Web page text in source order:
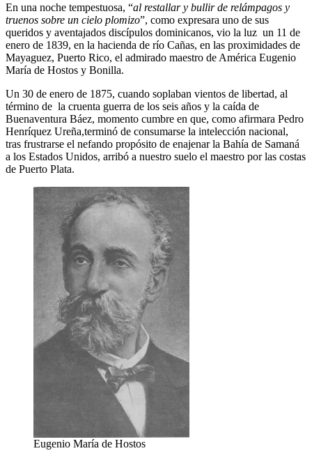
En una noche tempestuosa, “al restallar y bullir de relámpagos y
truenos sobre un cielo plomizo”, como expresara uno de sus
queridos y aventajados discípulos dominicanos, vio la luz un 11 de
enero de 1839, en la hacienda de río Cañas, en las proximidades de
Mayaguez, Puerto Rico, el admirado maestro de América Eugenio
María de Hostos y Bonilla.
Un 30 de enero de 1875, cuando soplaban vientos de libertad, al
término de la cruenta guerra de los seis años y la caída de
Buenaventura Báez, momento cumbre en que, como afirmara Pedro
Henríquez Ureña,terminó de consumarse la intelección nacional,
tras frustrarse el nefando propósito de enajenar la Bahía de Samaná
a los Estados Unidos, arribó a nuestro suelo el maestro por las costas
de Puerto Plata.
Eugenio María de Hostos